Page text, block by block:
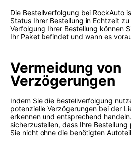
Die Bestellverfolgung bei RockAuto
Status Ihrer Bestellung in Echtzeit
Verfolgung Ihrer Bestellung können
Ihr Paket befindet und wann es
Vermeidung von
Verzögerungen
Indem Sie die Bestellverfolgung
potenzielle Verzögerungen bei der
erkennen und entsprechend
sicherzustellen, dass Ihre
Sie nicht ohne die benötigten